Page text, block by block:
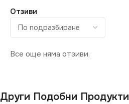
Отзиви
Все още няма отзиви.
Други Подобни Продукти